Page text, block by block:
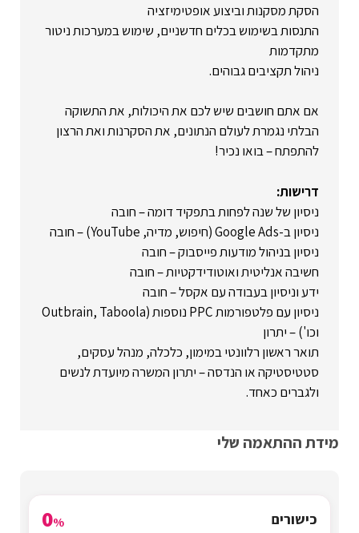
הסקת מסקנות וביצוע אופטימיזציה
התנסות בשימוש בכלים חדשניים, שימוש במערכות ניטור
מתקדמות
ניהול תקציבים גבוהים.
אם אתם חושבים שיש לכם את היכולות, את התשוקה
הבלתי נגמרת לעולם הנתונים, את הסקרנות ואת הרצון
להתפתח – בואו נכיר!
דרישות:
ניסיון של שנה לפחות בתפקיד דומה – חובה
ניסיון ב-Google Ads (חיפוש, מדיה, YouTube) – חובה
ניסיון בניהול מודעות פייסבוק – חובה
חשיבה אנליטית ואוטודידקטיות – חובה
ידע וניסיון בעבודה עם אקסל – חובה
ניסיון עם פלטפורמות PPC נוספות (Outbrain, Taboola
וכו') – יתרון
תואר ראשון רלוונטי במימון, כלכלה, מנהל עסקים,
סטטיסטיקה או הנדסה – יתרון המשרה מיועדת לנשים
ולגברים כאחד.
מידת ההתאמה שלי
כישורים 0%